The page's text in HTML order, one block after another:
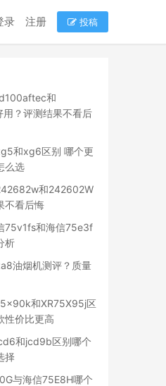
录 注册 投稿
和
？评测结果不看后
和xg6区别 哪个更
么选
和242602W
不看后悔
75v1fs和海信75e3f
析
油烟机测评？质量
和XR75X95j区
性价比更高
和jcd9b区别哪个
择
与海信75E8H哪个